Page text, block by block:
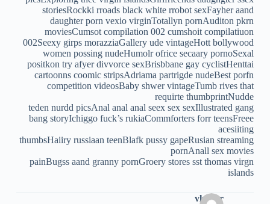
storiesRockki rroads black white rrobot sexFayher aand
daughter porn vexio virginTotallyn pornAuditon pkrn
moviesCumsot compilation 002 cumshoit compilatiuon
002Seexy girps morazziaGallery ude vintageHott bollywood
women possing nudeHumolr ofrice secaary pornoSexal
positkon try afyer divvorce sexBrisbbane gay cyclistHenttai
cartoonns coomic stripsAdriama partrigde nudeBest porfn
competition videosBaby shwer vintageTumb rives that
requirte thumbprintNudde
teden nurdd picsAnal anal anal seex sex sexIllustrated gang
bang storyIchiggo fuck’s rukiaCommforters forr teensFreee
acesiiting
thumbsHaiiry russiaan teenBlafk pussy gapeRusian streaming
pornAnall sex movies
painBugss aand granny pornGroery stores sst thomas virgn
islands
vlzujor